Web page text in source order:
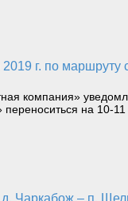
компания»
на 10-11
Чаркабож – п.